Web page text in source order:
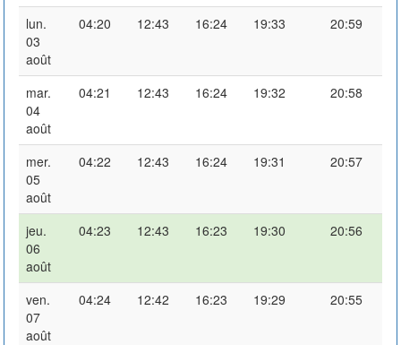
lun.
03
août
04:20 12:43 16:24 19:33 20:59
mar.
04
août
04:21 12:43 16:24 19:32 20:58
mer.
05
août
04:22 12:43 16:24 19:31 20:57
jeu.
06
août
04:23 12:43 16:23 19:30 20:56
ven.
07
août
04:24 12:42 16:23 19:29 20:55